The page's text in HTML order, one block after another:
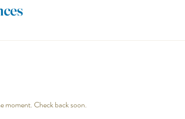
moment. Check back soon.